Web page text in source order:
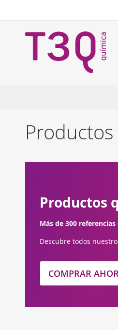
Productos
Más de 300
Descubre todos
COMPRAR